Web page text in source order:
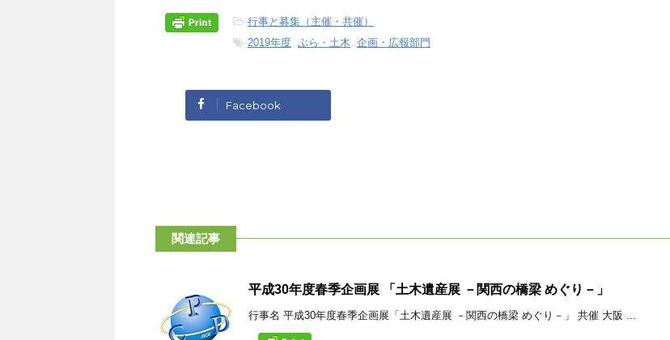
-行事と募集（主催・共催）
-2019年度, ぶら・土木, 企画・広報部門
Facebook
関連記事
平成30年度春季企画展 「土木遺産展 －関西の橋梁 めぐり－」
行事名 平成30年度春季企画展「土木遺産展 －関西の橋梁 めぐり－」 共催 大阪 ...